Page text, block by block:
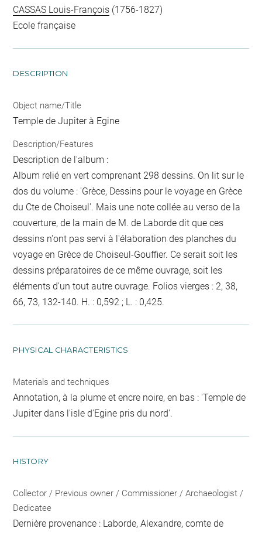
CASSAS Louis-François (1756-1827)
Ecole française
DESCRIPTION
Object name/Title
Temple de Jupiter à Egine
Description/Features
Description de l'album :
Album relié en vert comprenant 298 dessins. On lit sur le
dos du volume : 'Grèce, Dessins pour le voyage en Grèce
du Cte de Choiseul'. Mais une note collée au verso de la
couverture, de la main de M. de Laborde dit que ces
dessins n'ont pas servi à l'élaboration des planches du
voyage en Grèce de Choiseul-Gouffier. Ce serait soit les
dessins préparatoires de ce même ouvrage, soit les
éléments d'un tout autre ouvrage. Folios vierges : 2, 38,
66, 73, 132-140. H. : 0,592 ; L. : 0,425.
PHYSICAL CHARACTERISTICS
Materials and techniques
Annotation, à la plume et encre noire, en bas : 'Temple de
Jupiter dans l'isle d'Egine pris du nord'.
HISTORY
Collector / Previous owner / Commissioner / Archaeologist /
Dedicatee
Dernière provenance : Laborde, Alexandre, comte de